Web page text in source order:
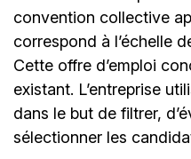
convention collective
correspond à l’échelle
Cette offre d’emploi
existant. L’entreprise
dans le but de filtrer,
sélectionner les